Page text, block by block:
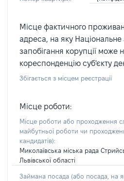
Місце фактичного
адреса, на яку Національне
запобігання корупції може
кореспонденцію суб'єкту
Збігається з місцем реєстрації
Місце роботи:
Місце роботи або проходження
майбутньої роботи чи
кандидатів):
Миколаївська міська рада
Львівської області
Займана посада (або посада, на